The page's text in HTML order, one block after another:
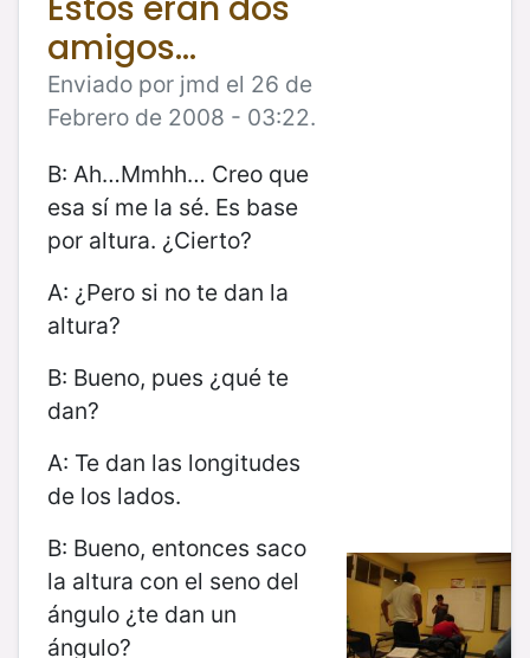
amigos...
Enviado por jmd el 26 de
Febrero de 2008 - 03:22.
B: Ah…Mmhh… Creo que
esa sí me la sé. Es base
por altura. ¿Cierto?
A: ¿Pero si no te dan la
altura?
B: Bueno, pues ¿qué te
dan?
A: Te dan las longitudes
de los lados.
B: Bueno, entonces saco
la altura con el seno del
ángulo ¿te dan un
ángulo?